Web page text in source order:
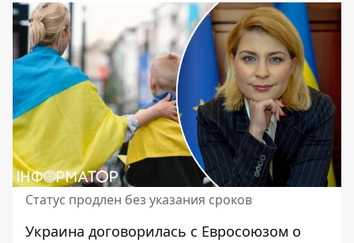
Статус продлен без указания сроков
Украина договорилась с Евросоюзом о